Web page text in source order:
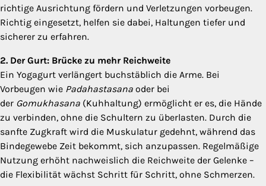
richtige Ausrichtung fördern und Verletzungen vorbeugen.
Richtig eingesetzt, helfen sie dabei, Haltungen tiefer und
sicherer zu erfahren.
2. Der Gurt: Brücke zu mehr Reichweite
Ein Yogagurt verlängert buchstäblich die Arme. Bei
Vorbeugen wie Padahastasana oder bei
der Gomukhasana (Kuhhaltung) ermöglicht er es, die Hände
zu verbinden, ohne die Schultern zu überlasten. Durch die
sanfte Zugkraft wird die Muskulatur gedehnt, während das
Bindegewebe Zeit bekommt, sich anzupassen. Regelmäßige
Nutzung erhöht nachweislich die Reichweite der Gelenke –
die Flexibilität wächst Schritt für Schritt, ohne Schmerzen.